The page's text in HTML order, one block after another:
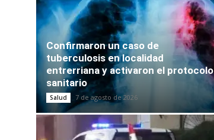
Confirmaron un caso de
tuberculosis en localidad
entrerriana y activaron el protocolo
sanitario
Salud 7 de agosto de 2026